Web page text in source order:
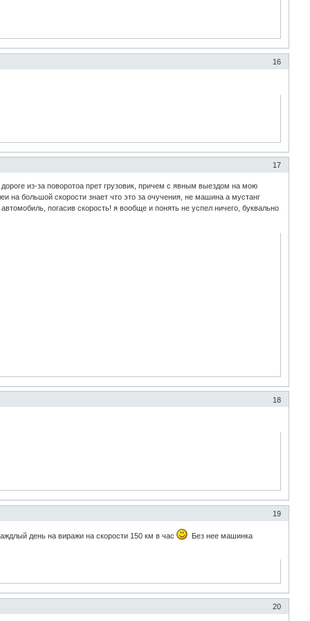
16
17
из-за поворотоа прет грузовик, причем с явным выездом на мою
на большой скорости знает что это за очучения, не машина а мустанг
погасив скорость! я вообще и понять не успел ничего, буквально
18
19
день на виражи на скорости 150 км в час
Без нее машинка
20